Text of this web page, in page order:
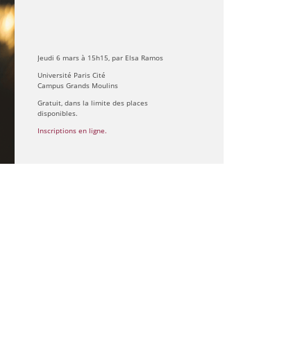
Jeudi 6 mars à 15h15, par Elsa Ramos
Université Paris Cité
Campus Grands Moulins
Gratuit, dans la limite des places
disponibles.
Inscriptions en ligne.